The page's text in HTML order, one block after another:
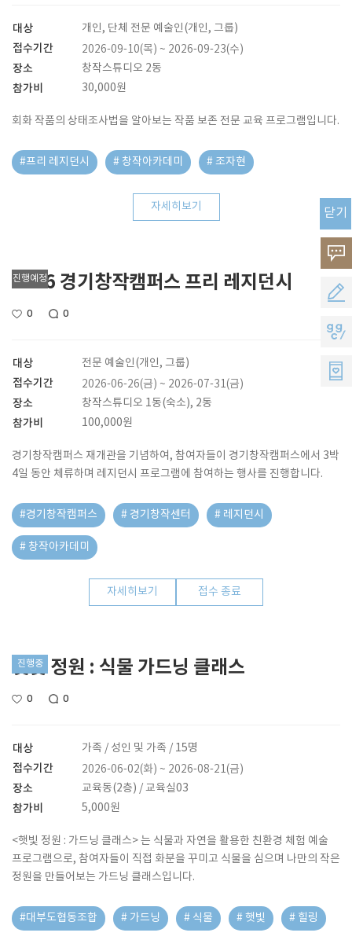
고
리
공
모
지
지
버
닫기
대상 개인, 단체 전문 예술인(개인, 그룹)
접수기간 2026-09-10(목) ~ 2026-09-23(수)
장소 창작스튜디오 2동
참가비 30,000원
회화 작품의 상태조사법을 알아보는 작품 보존 전문 교육 프로그램입니다.
#프리 레지던시 # 창작아카데미 # 조자현
자세히보기
진행예정
2026 경기창작캠퍼스 프리 레지던시
0 0
대상 전문 예술인(개인, 그룹)
접수기간 2026-06-26(금) ~ 2026-07-31(금)
장소 창작스튜디오 1동(숙소), 2동
참가비 100,000원
경기창작캠퍼스 재개관을 기념하여, 참여자들이 경기창작캠퍼스에서 3박
4일 동안 체류하며 레지던시 프로그램에 참여하는 행사를 진행합니다.
#경기창작캠퍼스 # 경기창작센터 # 레지던시
# 창작아카데미
자세히보기 접수 종료
진행중
햇빛 정원 : 식물 가드닝 클래스
0 0
대상 가족 / 성인 및 가족 / 15명
접수기간 2026-06-02(화) ~ 2026-08-21(금)
장소 교육동(2층) / 교육실03
참가비 5,000원
<햇빛 정원 : 가드닝 클래스> 는 식물과 자연을 활용한 친환경 체험 예술
프로그램으로, 참여자들이 직접 화분을 꾸미고 식물을 심으며 나만의 작은
정원을 만들어보는 가드닝 클래스입니다.
#대부도협동조합 # 가드닝 # 식물 # 햇빛 # 힐링